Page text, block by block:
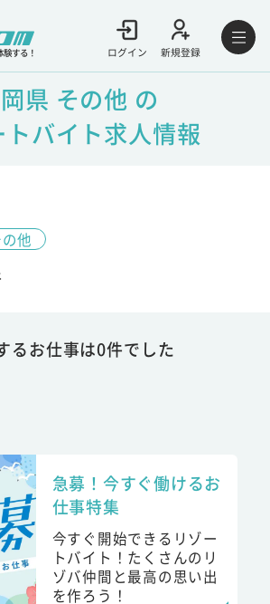
験する！ ログイン 新規登録
県 その他 の
トバイト求人情報
他
るお仕事は0件でした
急募！今すぐ働けるお
仕事特集
今すぐ開始できるリゾー
トバイト！たくさんのリ
ゾバ仲間と最高の思い出
を作ろう！